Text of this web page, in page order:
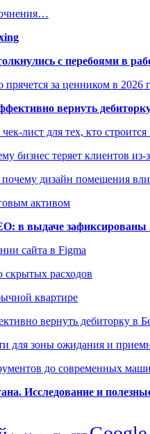
с перебоями в
за ценником в 2026
вернуть
лист для тех, кто
бизнес теряет клиентов из-
дизайн помещения
активом
в выдаче
сайта в Figma
скрытых расходов
квартире
вернуть дебиторку в
для зоны ожидания и
до современных
Исследование и